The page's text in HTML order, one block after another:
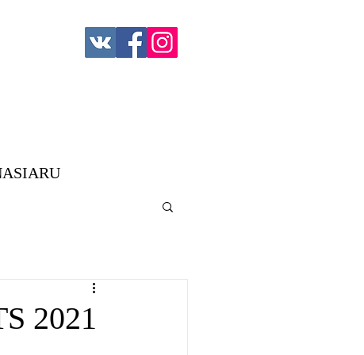
2021